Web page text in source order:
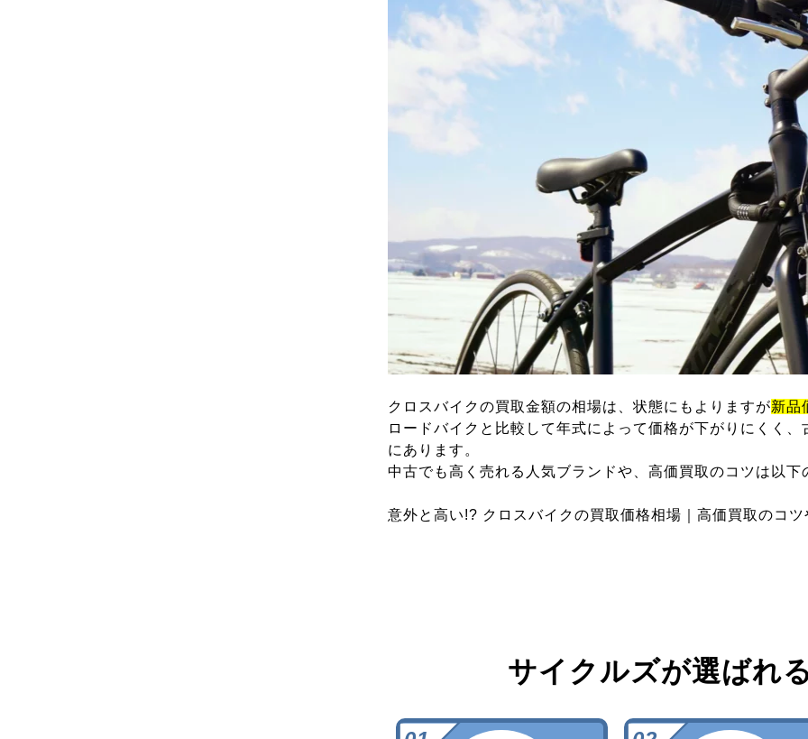
クロスバイクの買取金額の相場は、状態にもよりますが新品
ロードバイクと比較して年式によって価格が下がりにくく
にあります。
中古でも高く売れる人気ブランドや、高価買取のコツは以
意外と高い!? クロスバイクの買取価格相場｜高価買取のコ
サイクルズが選ばれ